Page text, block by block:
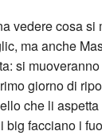
vedere cosa si
ma anche
si
giorno di
che li
big facciano i